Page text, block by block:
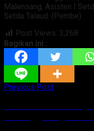
Malensang, Asisten I
Setda Talaud. (Pembe)
Post Views: 3,268
Bagikan ini :
Previous Post